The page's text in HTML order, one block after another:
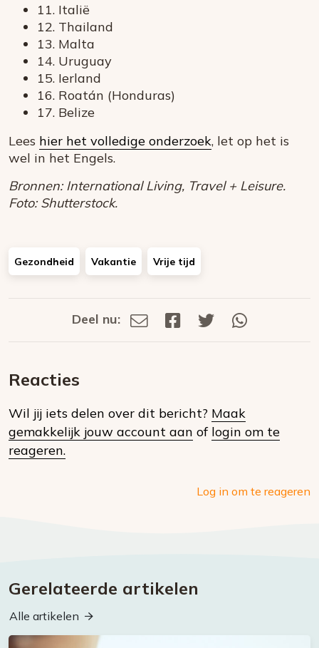
11. Italië
12. Thailand
13. Malta
14. Uruguay
15. Ierland
16. Roatán (Honduras)
17. Belize
Lees hier het volledige onderzoek, let op het is
wel in het Engels.
Bronnen: International Living, Travel + Leisure.
Foto: Shutterstock.
Gezondheid Vakantie Vrije tijd
Deel
social
Deel nu:
Deel
Deel
Deel
Reacties
Wil jij iets delen over dit bericht? Maak
gemakkelijk jouw account aan of login om te
reageren.
Log in om te reageren
Gerelateerde artikelen
Alle artikelen